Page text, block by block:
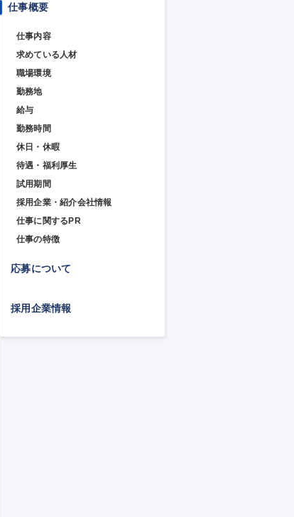
仕事概要
仕事内容
求めている人材
職場環境
勤務地
給与
勤務時間
休日・休暇
待遇・福利厚生
試用期間
採用企業・紹介会社情報
仕事に関するPR
仕事の特徴
応募について
採用企業情報